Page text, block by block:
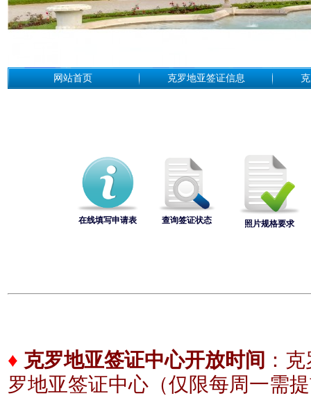
网站首页 克罗地亚签证信息
在线填写申请表 查询签证状态 照片规格要求
♦ 克罗地亚签证中心开放时间 ：
罗地亚签证中心（仅限每周一需